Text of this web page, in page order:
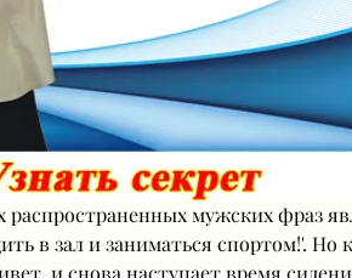
мужских фраз
в зал и заниматься спортом!'. Но